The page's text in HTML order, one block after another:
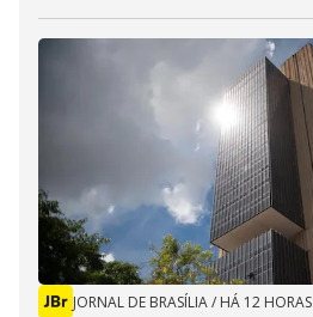
JORNAL DE BRASÍLIA/ HÁ 12 HORAS